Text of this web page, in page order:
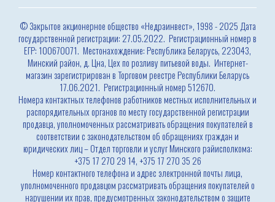
© Закрытое акционерное общество «Недраинвест», 1998 - 2025 Дата
государственной регистрации: 27.05.2022. Регистрационный номер в
ЕГР: 100670071. Местонахождение: Республика Беларусь, 223043,
Минский район, д. Цна, Цех по розливу питьевой воды. Интернет-
магазин зарегистрирован в Торговом реестре Республики Беларусь
17.06.2021. Регистрационный номер 512670.
Номера контактных телефонов работников местных исполнительных и
распорядительных органов по месту государственной регистрации
продавца, уполномоченных рассматривать обращения покупателей в
соответствии с законодательством об обращениях граждан и
юридических лиц – Отдел торговли и услуг Минского райисполкома:
+375 17 270 29 14, +375 17 270 35 26
Номер контактного телефона и адрес электронной почты лица,
уполномоченного продавцом рассматривать обращения покупателей о
нарушении их прав, предусмотренных законодательством о защите